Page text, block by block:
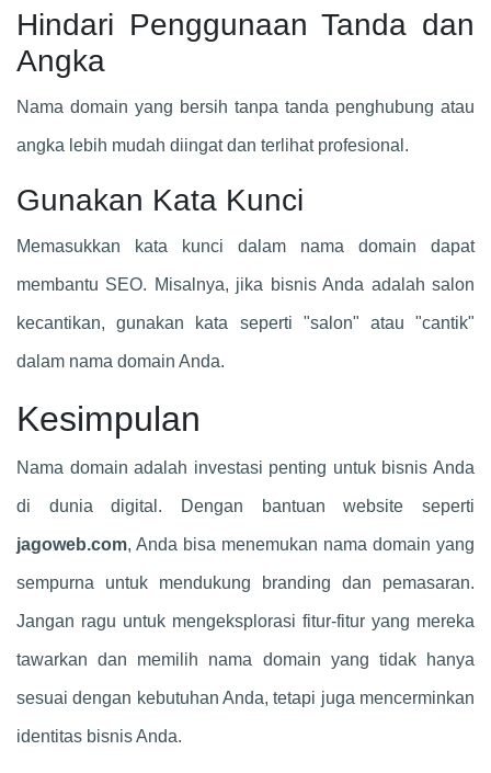
Hindari Penggunaan Tanda dan
Angka
Nama domain yang bersih tanpa tanda penghubung atau
angka lebih mudah diingat dan terlihat profesional.
Gunakan Kata Kunci
Memasukkan kata kunci dalam nama domain dapat
membantu SEO. Misalnya, jika bisnis Anda adalah salon
kecantikan, gunakan kata seperti "salon" atau "cantik"
dalam nama domain Anda.
Kesimpulan
Nama domain adalah investasi penting untuk bisnis Anda
di dunia digital. Dengan bantuan website seperti
jagoweb.com, Anda bisa menemukan nama domain yang
sempurna untuk mendukung branding dan pemasaran.
Jangan ragu untuk mengeksplorasi fitur-fitur yang mereka
tawarkan dan memilih nama domain yang tidak hanya
sesuai dengan kebutuhan Anda, tetapi juga mencerminkan
identitas bisnis Anda.